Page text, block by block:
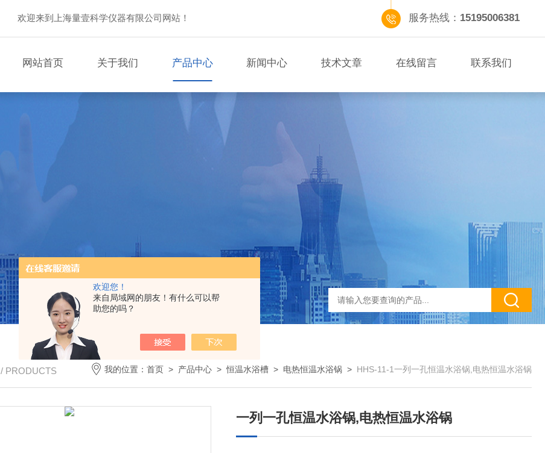
欢迎您！
来自局域网的朋友！有什么可以帮
助您的吗？
欢迎来到上海量壹科学仪器有限公司网站！ 服务热线： 15195006381
网站首页 关于我们 产品中心 新闻中心 技术文章 在线留言 联系我们
/ PRODUCTS 我的位置： 首页 > 产品中心 >恒温水浴槽 > 电热恒温水浴锅 > HHS-11-1一列一孔恒温水浴锅,电热恒温水浴锅
一列一孔恒温水浴锅,电热恒温水浴锅